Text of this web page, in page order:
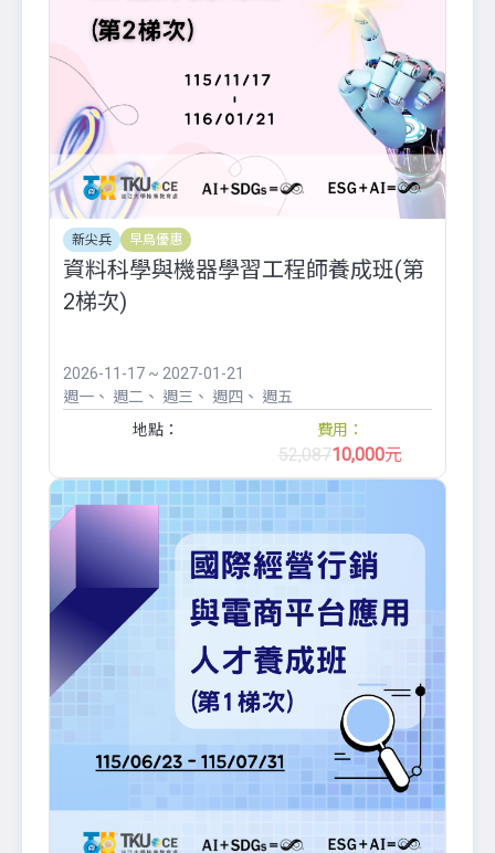
新尖兵 早鳥優惠
資料科學與機器學習工程師養成班(第
2梯次)
2026-11-17 ~ 2027-01-21
週一
週二 週三 週四
週五
地點：
費用：
52,08710,000元